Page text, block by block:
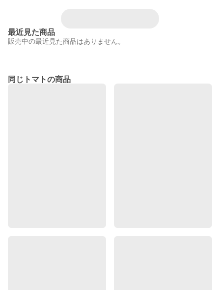
最近見た商品
販売中の最近見た商品はありません。
同じトマトの商品